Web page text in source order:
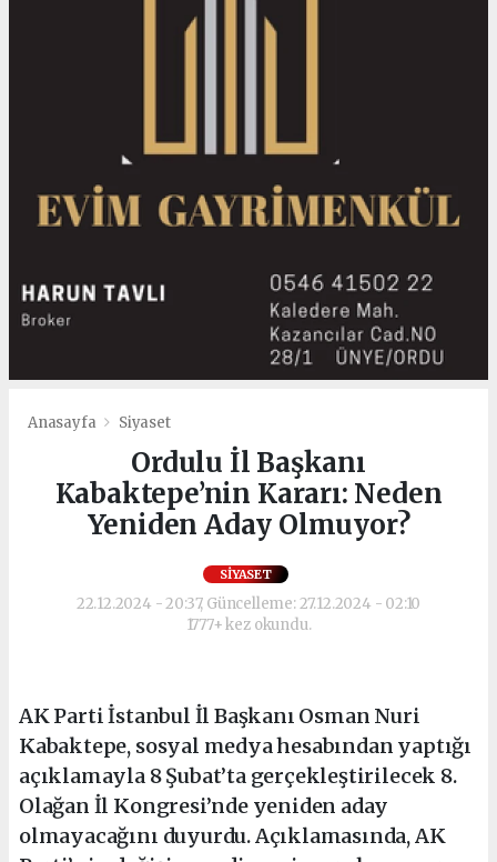
Anasayfa Siyaset
Ordulu İl Başkanı
Kabaktepe’nin Kararı: Neden
Yeniden Aday Olmuyor?
SIYASET
22.12.2024 - 20:37, Güncelleme: 27.12.2024 - 02:10
1777+ kez okundu.
AK Parti İstanbul İl Başkanı Osman Nuri
Kabaktepe, sosyal medya hesabından yaptığı
açıklamayla 8 Şubat’ta gerçekleştirilecek 8.
Olağan İl Kongresi’nde yeniden aday
olmayacağını duyurdu. Açıklamasında, AK